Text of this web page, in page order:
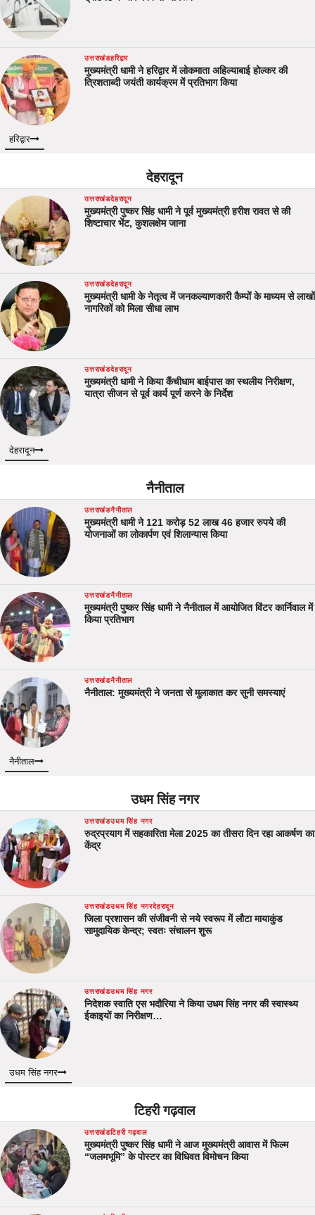
उत्तराखंडहरिद्वार
मुख्यमंत्री धामी ने हरिद्वार में लोकमाता अहिल्याबाई होल्कर की
त्रिशताब्दी जयंती कार्यक्रम में प्रतिभाग किया
हरिद्वार
देहरादून
उत्तराखंडदेहरादून
मुख्यमंत्री पुष्कर सिंह धामी ने पूर्व मुख्यमंत्री हरीश रावत से की
शिष्टाचार भेंट, कुशलक्षेम जाना
उत्तराखंडदेहरादून
मुख्यमंत्री धामी के नेतृत्व में जनकल्याणकारी कैम्पों के माध्यम से लाखों
नागरिकों को मिला सीधा लाभ
उत्तराखंडदेहरादून
मुख्यमंत्री धामी ने किया कैंचीधाम बाईपास का स्थलीय निरीक्षण,
यात्रा सीजन से पूर्व कार्य पूर्ण करने के निर्देश
देहरादून
नैनीताल
उत्तराखंडनैनीताल
मुख्यमंत्री धामी ने 121 करोड़ 52 लाख 46 हजार रुपये की
योजनाओं का लोकार्पण एवं शिलान्यास किया
उत्तराखंडनैनीताल
मुख्यमंत्री पुष्कर सिंह धामी ने नैनीताल में आयोजित विंटर कार्निवाल में
किया प्रतिभाग
उत्तराखंडनैनीताल
नैनीताल: मुख्यमंत्री ने जनता से मुलाकात कर सुनी समस्याएं
नैनीताल
उधम सिंह नगर
उत्तराखंडउधम सिंह नगर
रुद्रप्रयाग में सहकारिता मेला 2025 का तीसरा दिन रहा आकर्षण का
केंद्र
उत्तराखंडउधम सिंह नगरदेहरादून
जिला प्रशासन की संजीवनी से नये स्वरूप में लौटा मायाकुंड
सामुदायिक केन्द्र; स्वतः संचालन शुरू
उत्तराखंडउधम सिंह नगर
निदेशक स्वाति एस भदौरिया ने किया उधम सिंह नगर की स्वास्थ्य
ईकाइयों का निरीक्षण…
उधम सिंह नगर
टिहरी गढ़वाल
उत्तराखंडटिहरी गढ़वाल
मुख्यमंत्री पुष्कर सिंह धामी ने आज मुख्यमंत्री आवास में फिल्म
“जलमभूमि” के पोस्टर का विधिवत विमोचन किया